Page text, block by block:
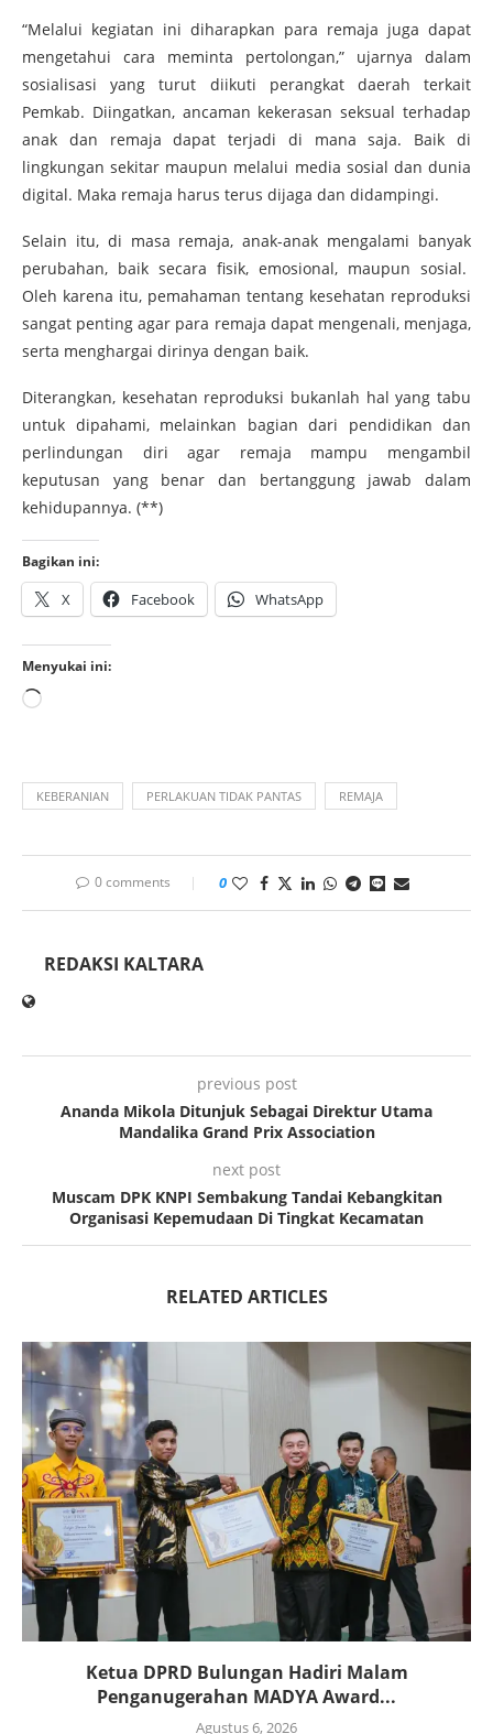
“Melalui kegiatan ini diharapkan para remaja juga dapat
mengetahui cara meminta pertolongan,” ujarnya dalam
sosialisasi yang turut diikuti perangkat daerah terkait
Pemkab. Diingatkan, ancaman kekerasan seksual terhadap
anak dan remaja dapat terjadi di mana saja. Baik di
lingkungan sekitar maupun melalui media sosial dan dunia
digital. Maka remaja harus terus dijaga dan didampingi.
Selain itu, di masa remaja, anak-anak mengalami banyak
perubahan, baik secara fisik, emosional, maupun sosial.
Oleh karena itu, pemahaman tentang kesehatan reproduksi
sangat penting agar para remaja dapat mengenali, menjaga,
serta menghargai dirinya dengan baik.
Diterangkan, kesehatan reproduksi bukanlah hal yang tabu
untuk dipahami, melainkan bagian dari pendidikan dan
perlindungan diri agar remaja mampu mengambil
keputusan yang benar dan bertanggung jawab dalam
kehidupannya. (**)
Bagikan ini:
X Facebook WhatsApp
Menyukai ini:
KEBERANIAN PERLAKUAN TIDAK PANTAS REMAJA
0 comments 0
REDAKSI KALTARA
previous post
Ananda Mikola Ditunjuk Sebagai Direktur Utama
Mandalika Grand Prix Association
next post
Muscam DPK KNPI Sembakung Tandai Kebangkitan
Organisasi Kepemudaan Di Tingkat Kecamatan
RELATED ARTICLES
Ketua DPRD Bulungan Hadiri Malam
Penganugerahan MADYA Award...
Agustus 6, 2026